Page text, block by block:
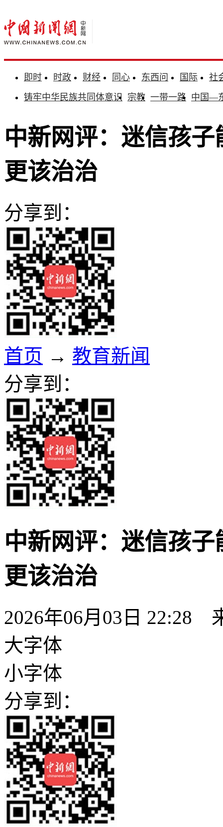
即时 时政 财经 同心 东西问 国际
社
铸牢中华民族共同体意识 宗教 一带一路 中国—
中新网评：迷信孩
更该治治
分享到：
首页 → 教育新闻
分享到：
中新网评：迷信孩
更该治治
2026年06月03日 22:28
大字体
小字体
分享到：